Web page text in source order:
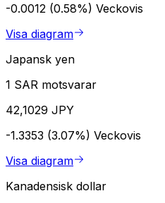
-0.0012 (0.58%) Veckovis
Visa diagram
Japansk yen
1 SAR motsvarar
42,1029 JPY
-1.3353 (3.07%) Veckovis
Visa diagram
Kanadensisk dollar